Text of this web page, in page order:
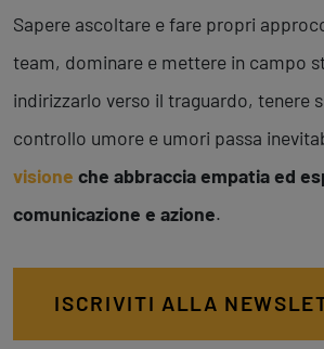
Sapere ascoltare e fare propri
team, dominare e mettere in campo
indirizzarlo verso il traguardo, tenere
controllo umore e umori passa
visione che abbraccia empatia ed
comunicazione e azione.
ISCRIVITI ALLA